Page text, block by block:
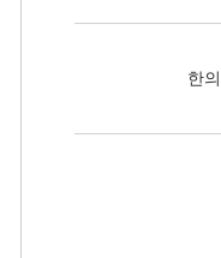
한